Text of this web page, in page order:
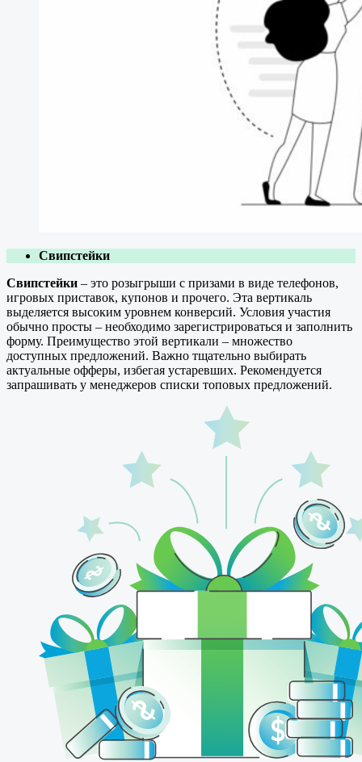
Свипстейки
Свипстейки – это розыгрыши с призами в виде телефонов,
игровых приставок, купонов и прочего. Эта вертикаль
выделяется высоким уровнем конверсий. Условия участия
обычно просты – необходимо зарегистрироваться и заполнить
форму. Преимущество этой вертикали – множество
доступных предложений. Важно тщательно выбирать
актуальные офферы, избегая устаревших. Рекомендуется
запрашивать у менеджеров списки топовых предложений.